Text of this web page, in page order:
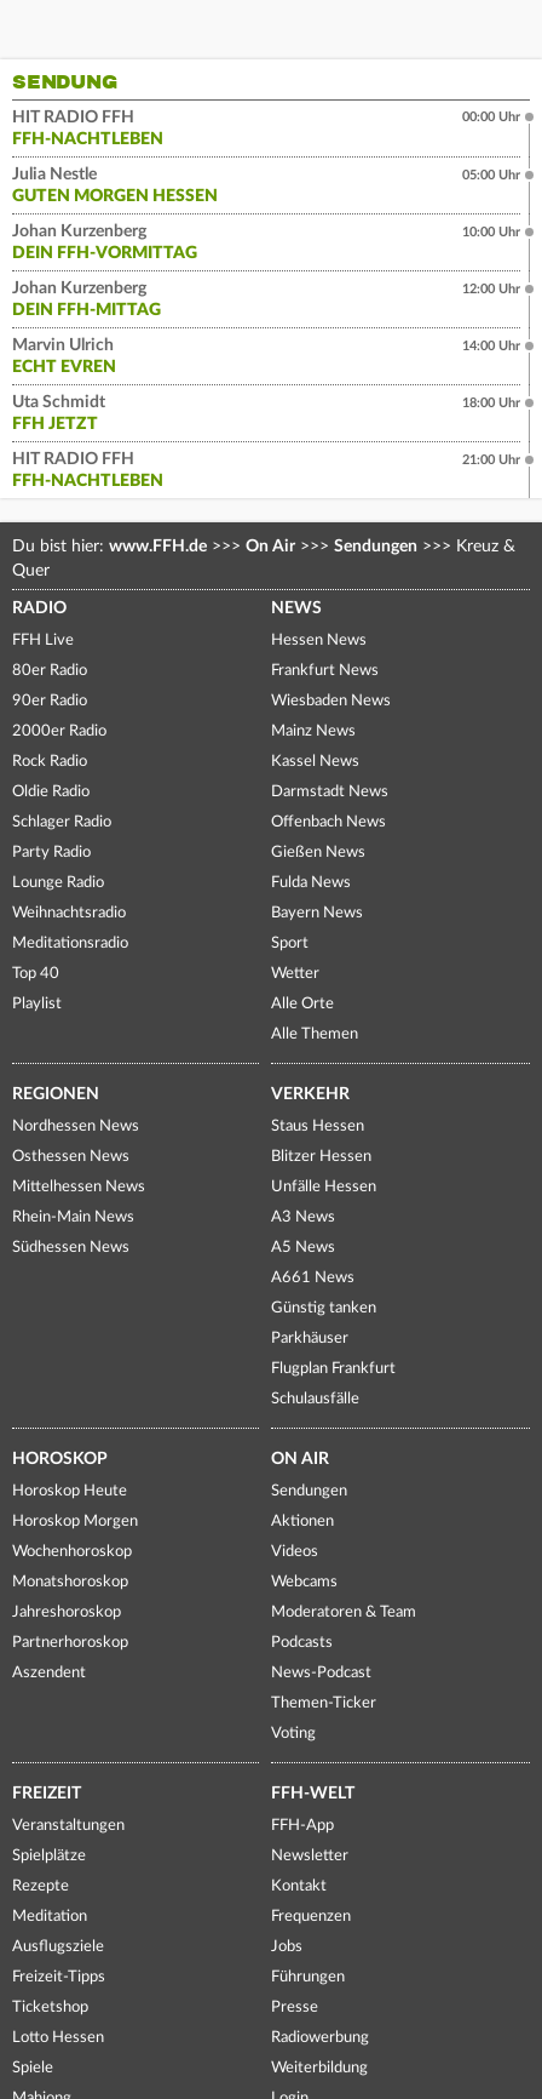
SENDUNG
HIT RADIO FFH
FFH-NACHTLEBEN
00:00 Uhr
Julia Nestle
GUTEN MORGEN HESSEN
05:00 Uhr
Johan Kurzenberg
DEIN FFH-VORMITTAG
10:00 Uhr
Johan Kurzenberg
DEIN FFH-MITTAG
12:00 Uhr
Marvin Ulrich
ECHT EVREN
14:00 Uhr
Uta Schmidt
FFH JETZT
18:00 Uhr
HIT RADIO FFH
FFH-NACHTLEBEN
21:00 Uhr
Du bist hier: www.FFH.de >>> On Air >>> Sendungen >>> Kreuz &
Quer
RADIO
FFH Live
80er Radio
90er Radio
2000er Radio
Rock Radio
Oldie Radio
Schlager Radio
Party Radio
Lounge Radio
Weihnachtsradio
Meditationsradio
Top 40
Playlist
NEWS
Hessen News
Frankfurt News
Wiesbaden News
Mainz News
Kassel News
Darmstadt News
Offenbach News
Gießen News
Fulda News
Bayern News
Sport
Wetter
Alle Orte
Alle Themen
REGIONEN
Nordhessen News
Osthessen News
Mittelhessen News
Rhein-Main News
Südhessen News
VERKEHR
Staus Hessen
Blitzer Hessen
Unfälle Hessen
A3 News
A5 News
A661 News
Günstig tanken
Parkhäuser
Flugplan Frankfurt
Schulausfälle
HOROSKOP
Horoskop Heute
Horoskop Morgen
Wochenhoroskop
Monatshoroskop
Jahreshoroskop
Partnerhoroskop
Aszendent
ON AIR
Sendungen
Aktionen
Videos
Webcams
Moderatoren & Team
Podcasts
News-Podcast
Themen-Ticker
Voting
FREIZEIT
Veranstaltungen
Spielplätze
Rezepte
Meditation
Ausflugsziele
Freizeit-Tipps
Ticketshop
Lotto Hessen
Spiele
FFH-WELT
FFH-App
Newsletter
Kontakt
Frequenzen
Jobs
Führungen
Presse
Radiowerbung
Weiterbildung